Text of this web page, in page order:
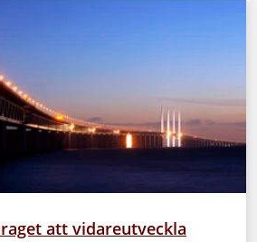
att vidareutveckla